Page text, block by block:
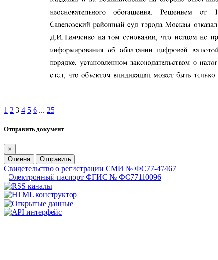
1 2 3 4 5 6 ... 25
Отправить документ
×
Отмена
Отправить
Свидетельство о регистрации СМИ № ФС77-47467
Электронный паспорт ФГИС № ФС77110096